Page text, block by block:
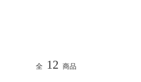
全 12 商品